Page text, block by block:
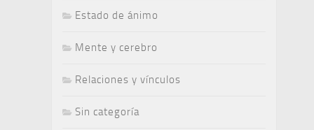
Estado de ánimo
Mente y cerebro
Relaciones y vínculos
Sin categoría